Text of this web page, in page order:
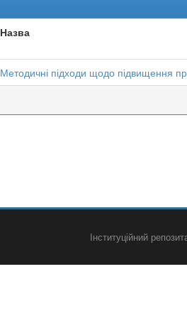
Назва
Методичні підходи щодо підвищення
Інституційний